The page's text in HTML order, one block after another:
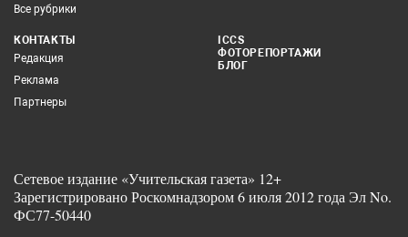
Все рубрики
КОНТАКТЫ
Редакция
Реклама
Партнеры
ICCS
ФОТОРЕПОРТАЖИ
БЛОГ
Сетевое издание «Учительская газета» 12+
Зарегистрировано Роскомнадзором 6 июля 2012 года Эл No.
ФС77-50440